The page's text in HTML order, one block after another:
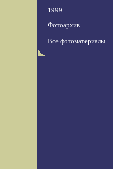
1999
Фотоархив
Все фотоматериалы